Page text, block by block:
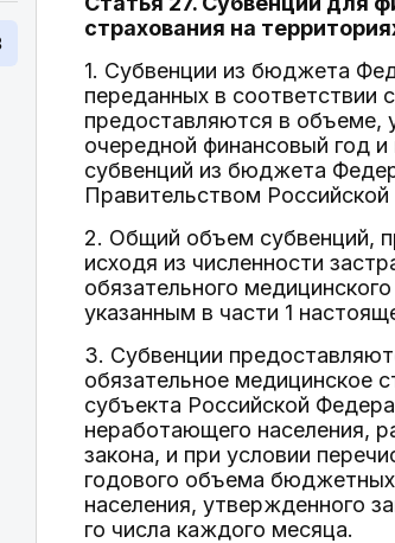
страхования на
1. Субвенции из бюджета
переданных в соответствии
предоставляются в объеме,
очередной финансовый год
субвенций из бюджета
Правительством
2. Общий объем субвенций,
исходя из численности
обязательного
указанным в части 1
3. Субвенции
обязательное медицинское
субъекта Российской
неработающего населения,
закона, и при условии
годового объема бюджетных
населения, утвержденного
го числа каждого месяца.